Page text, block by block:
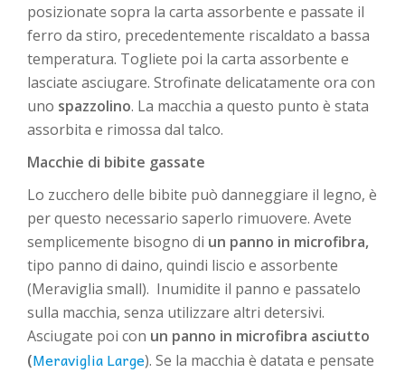
posizionate sopra la carta assorbente e passate il
ferro da stiro, precedentemente riscaldato a bassa
temperatura. Togliete poi la carta assorbente e
lasciate asciugare. Strofinate delicatamente ora con
uno spazzolino. La macchia a questo punto è stata
assorbita e rimossa dal talco.
Macchie di bibite gassate
Lo zucchero delle bibite può danneggiare il legno, è
per questo necessario saperlo rimuovere. Avete
semplicemente bisogno di un panno in microfibra,
tipo panno di daino, quindi liscio e assorbente
(Meraviglia small). Inumidite il panno e passatelo
sulla macchia, senza utilizzare altri detersivi.
Asciugate poi con un panno in microfibra asciutto
(Meraviglia Large). Se la macchia è datata e pensate